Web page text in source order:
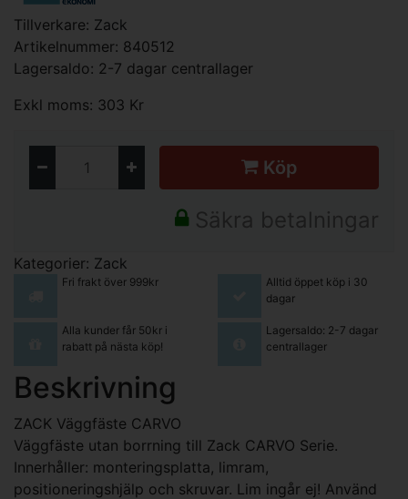
Tillverkare: Zack
Artikelnummer: 840512
Lagersaldo: 2-7 dagar centrallager
Exkl moms: 303 Kr
Köp
Säkra betalningar
Kategorier: Zack
Fri frakt över 999kr
Alltid öppet köp i 30
dagar
Alla kunder får 50kr i
rabatt på nästa köp!
Lagersaldo: 2-7 dagar
centrallager
Beskrivning
ZACK Väggfäste CARVO
Väggfäste utan borrning till Zack CARVO Serie.
Innerhåller: monteringsplatta, limram,
positioneringshjälp och skruvar. Lim ingår ej! Använd